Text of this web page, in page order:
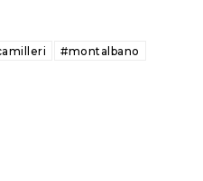
#montalbano